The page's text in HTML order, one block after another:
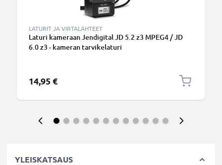
LATURIT JA VIRTALÄHTEET
Laturi kameraan Jendigital JD 5.2 z3 MPEG4 / JD
6.0 z3 - kameran tarvikelaturi
14,95 €
YLEISKATSAUS